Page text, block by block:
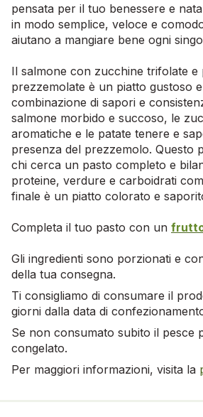
pensata per il tuo benessere e
in modo semplice, veloce e
aiutano a mangiare bene ogni
Il salmone con zucchine trifolate e
prezzemolate è un piatto gustoso
combinazione di sapori e
salmone morbido e succoso, le
aromatiche e le patate tenere e
presenza del prezzemolo. Questo
chi cerca un pasto completo e
proteine, verdure e carboidrati
finale è un piatto colorato e
Completa il tuo pasto con un
Gli ingredienti sono porzionati e
della tua consegna.
Ti consigliamo di consumare il
giorni dalla data di
Se non consumato subito il pesce
congelato.
Per maggiori informazioni, visita la